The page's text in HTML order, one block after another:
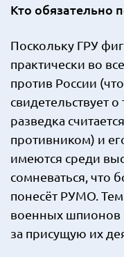
Кто обязательно
Поскольку ГРУ
практически во
против России
свидетельствует
разведка
противником) и
имеются среди
сомневаться, что
понесёт РУМО.
военных шпионов
за присущую их